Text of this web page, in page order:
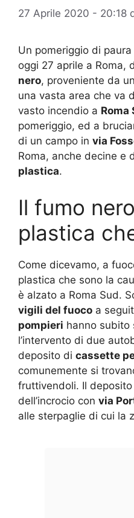
27 Aprile 2020 - 20:18
Un pomeriggio di
oggi 27 aprile a Roma,
nero, proveniente da
una vasta area che va
vasto incendio a Roma
pomeriggio, ed a
di un campo in via
Roma, anche decine e
plastica.
Il fumo
plastica
Come dicevamo, a
plastica che sono la
è alzato a Roma Sud.
vigili del fuoco a
pompieri hanno subito
l’intervento di due
deposito di cassette
comunemente si
fruttivendoli. Il deposito
dell’incrocio con via
alle sterpaglie di cui la